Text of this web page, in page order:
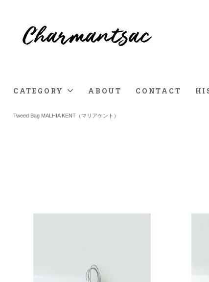
CATEGORY ABOUT CONTACT
Tweed Bag MALHIA KENT（マリアケント）